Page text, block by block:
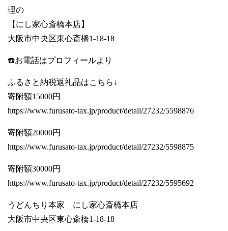
理の
【にし家心斎橋本店】
大阪市中央区東心斎橋1-18-18
☎️お電話はプロフィールより
ふるさと納税返礼品はこちら↓
寄附額15000円
https://www.furusato-tax.jp/product/detail/27232/5598876
寄附額20000円
https://www.furusato-tax.jp/product/detail/27232/5598875
寄附額30000円
https://www.furusato-tax.jp/product/detail/27232/5595692
うどんちり本家 にし家心斎橋本店
大阪市中央区東心斎橋1-18-18